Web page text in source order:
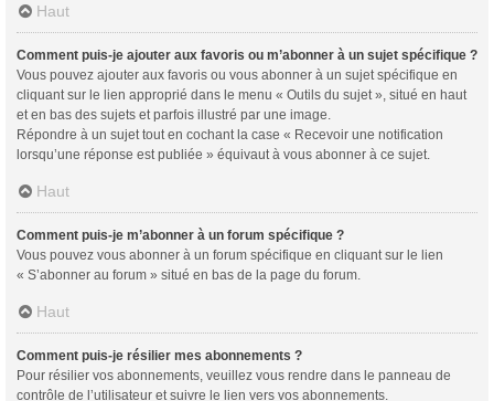
Haut
Comment puis-je ajouter aux favoris ou m’abonner à un sujet spécifique ?
Vous pouvez ajouter aux favoris ou vous abonner à un sujet spécifique en
cliquant sur le lien approprié dans le menu « Outils du sujet », situé en haut
et en bas des sujets et parfois illustré par une image.
Répondre à un sujet tout en cochant la case « Recevoir une notification
lorsqu’une réponse est publiée » équivaut à vous abonner à ce sujet.
Haut
Comment puis-je m’abonner à un forum spécifique ?
Vous pouvez vous abonner à un forum spécifique en cliquant sur le lien
« S’abonner au forum » situé en bas de la page du forum.
Haut
Comment puis-je résilier mes abonnements ?
Pour résilier vos abonnements, veuillez vous rendre dans le panneau de
contrôle de l’utilisateur et suivre le lien vers vos abonnements.